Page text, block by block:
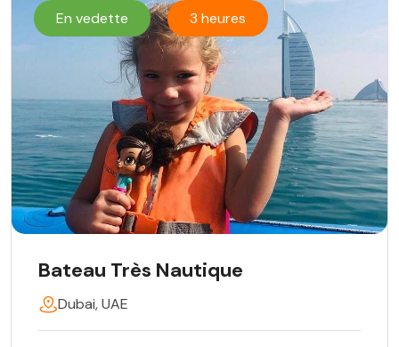
En vedette 3 heures
Bateau Très Nautique
Dubai, UAE